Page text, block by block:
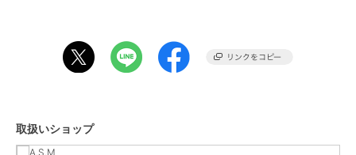
りが詰まった一着です！
羽織るだけで着丈の長さが今年らしさをを実現してくれます。
旬なワイドパンツやバギーパンツとコーディネートすればラフで最新
のストリートスタイルもお楽しみいただけます。
取扱いショップ